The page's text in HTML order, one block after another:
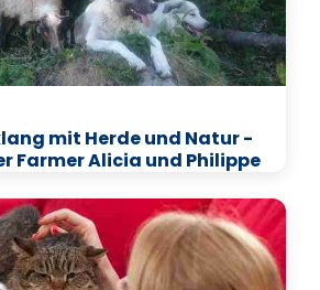
mit Herde und Natur -
Farmer Alicia und Philippe